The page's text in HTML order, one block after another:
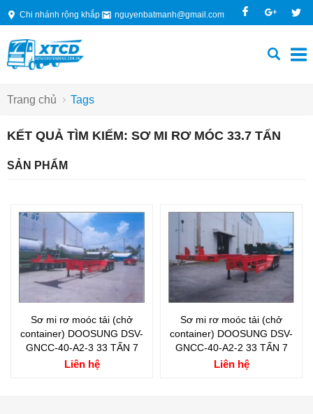
Chi nhánh rộng khắp nguyenbatmanh@gmail.com
Trang chủ Tags
KẾT QUẢ TÌM KIẾM: SƠ MI RƠ MÓC 33.7 TẤN
SẢN PHẨM
Sơ mi rơ moóc tải (chở
container) DOOSUNG DSV-
GNCC-40-A2-3 33 TẤN 7
Liên hệ
Sơ mi rơ moóc tải (chở
container) DOOSUNG DSV-
GNCC-40-A2-2 33 TẤN 7
Liên hệ